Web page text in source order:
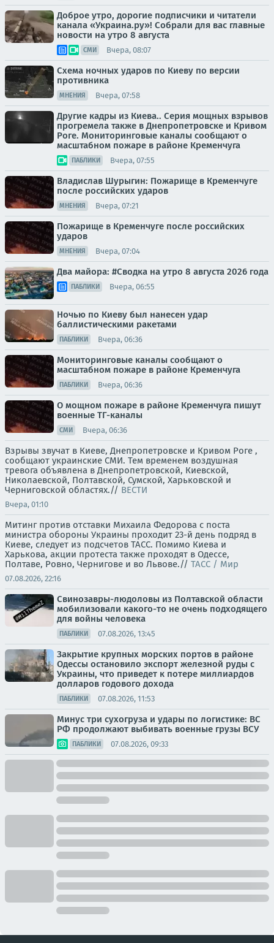
Доброе утро, дорогие подписчики и читатели
канала «Украина.ру»! Собрали для вас главные
новости на утро 8 августа
СМИ Вчера, 08:07
Схема ночных ударов по Киеву по версии
противника
МНЕНИЯ Вчера, 07:58
Другие кадры из Киева.. Серия мощных взрывов
прогремела также в Днепропетровске и Кривом
Роге. Мониторинговые каналы сообщают о
масштабном пожаре в районе Кременчуга
ПАБЛИКИ Вчера, 07:55
Владислав Шурыгин: Пожарище в Кременчуге
после российских ударов
МНЕНИЯ Вчера, 07:21
Пожарище в Кременчуге после российских
ударов
МНЕНИЯ Вчера, 07:04
Два майора: #Сводка на утро 8 августа 2026 года
ПАБЛИКИ Вчера, 06:55
Ночью по Киеву был нанесен удар
баллистическими ракетами
ПАБЛИКИ Вчера, 06:36
Мониторинговые каналы сообщают о
масштабном пожаре в районе Кременчуга
ПАБЛИКИ Вчера, 06:36
О мощном пожаре в районе Кременчуга пишут
военные ТГ-каналы
СМИ Вчера, 06:36
Взрывы звучат в Киеве, Днепропетровске и Кривом Роге ,
сообщают украинские СМИ. Тем временем воздушная
тревога объявлена в Днепропетровской, Киевской,
Николаевской, Полтавской, Сумской, Харьковской и
Черниговской областях.// ВЕСТИ
Вчера, 01:10
Митинг против отставки Михаила Федорова с поста
министра обороны Украины проходит 23-й день подряд в
Киеве, следует из подсчетов ТАСС. Помимо Киева и
Харькова, акции протеста также проходят в Одессе,
Полтаве, Ровно, Чернигове и во Львове.// ТАСС / Мир
07.08.2026, 22:16
Свинозавры-людоловы из Полтавской области
мобилизовали какого-то не очень подходящего
для войны человека
ПАБЛИКИ 07.08.2026, 13:45
Закрытие крупных морских портов в районе
Одессы остановило экспорт железной руды с
Украины, что приведет к потере миллиардов
долларов годового дохода
ПАБЛИКИ 07.08.2026, 11:53
Минус три сухогруза и удары по логистике: ВС
РФ продолжают выбивать военные грузы ВСУ
ПАБЛИКИ 07.08.2026, 09:33